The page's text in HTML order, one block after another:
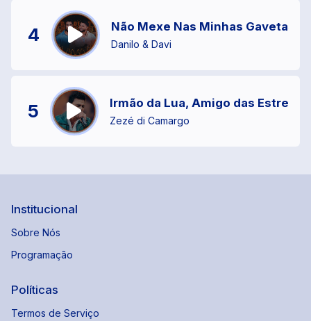
4 Não Mexe Nas Minhas Gavetas
Danilo & Davi
5 Irmão da Lua, Amigo das Estrelas
Zezé di Camargo
Institucional
Sobre Nós
Programação
Políticas
Termos de Serviço